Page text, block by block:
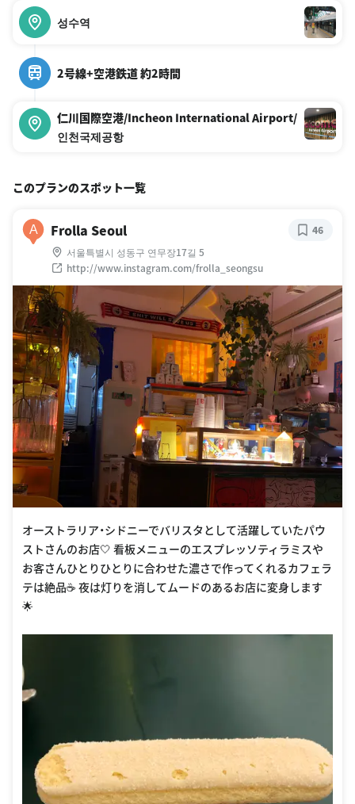
성수역
2号線+空港鉄道 約2時間
仁川国際空港/Incheon International Airport/
인천국제공항
このプランのスポット一覧
A Frolla Seoul
서울특별시 성동구 연무장17길 5
http://www.instagram.com/frolla_seongsu
46
オーストラリア・シドニーでバリスタとして活躍していたパウ
ストさんのお店🤍 看板メニューのエスプレッソティラミスや
お客さんひとりひとりに合わせた濃さで作ってくれるカフェラ
テは絶品☕️ 夜は灯りを消してムードのあるお店に変身します
🌟